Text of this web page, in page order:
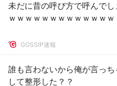
未だに昔の呼び方で呼んでし
ｗｗｗｗｗｗｗｗｗｗｗｗｗ
GOSSIP速報
誰も言わないから俺が言っ
して整形した？？